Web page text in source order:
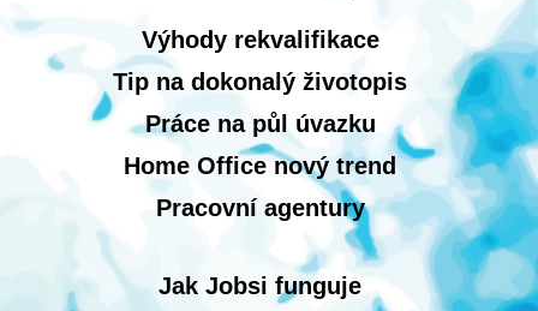
Výhody rekvalifikace
Tip na dokonalý životopis
Práce na půl úvazku
Home Office nový trend
Pracovní agentury
Jak Jobsi funguje